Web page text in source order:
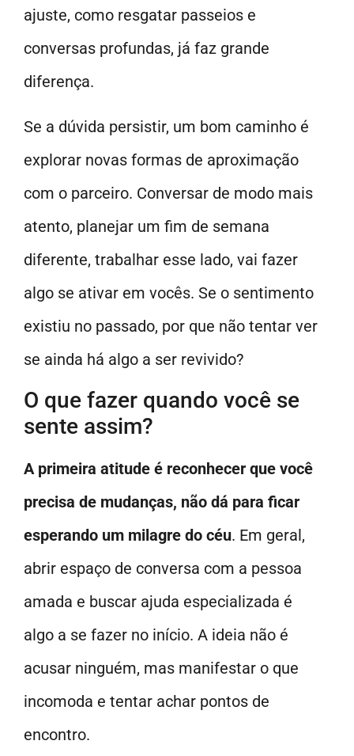
ajuste, como resgatar passeios e
conversas profundas, já faz grande
diferença.
Se a dúvida persistir, um bom caminho é
explorar novas formas de aproximação
com o parceiro. Conversar de modo mais
atento, planejar um fim de semana
diferente, trabalhar esse lado, vai fazer
algo se ativar em vocês. Se o sentimento
existiu no passado, por que não tentar ver
se ainda há algo a ser revivido?
O que fazer quando você se
sente assim?
A primeira atitude é reconhecer que você
precisa de mudanças, não dá para ficar
esperando um milagre do céu. Em geral,
abrir espaço de conversa com a pessoa
amada e buscar ajuda especializada é
algo a se fazer no início. A ideia não é
acusar ninguém, mas manifestar o que
incomoda e tentar achar pontos de
encontro.